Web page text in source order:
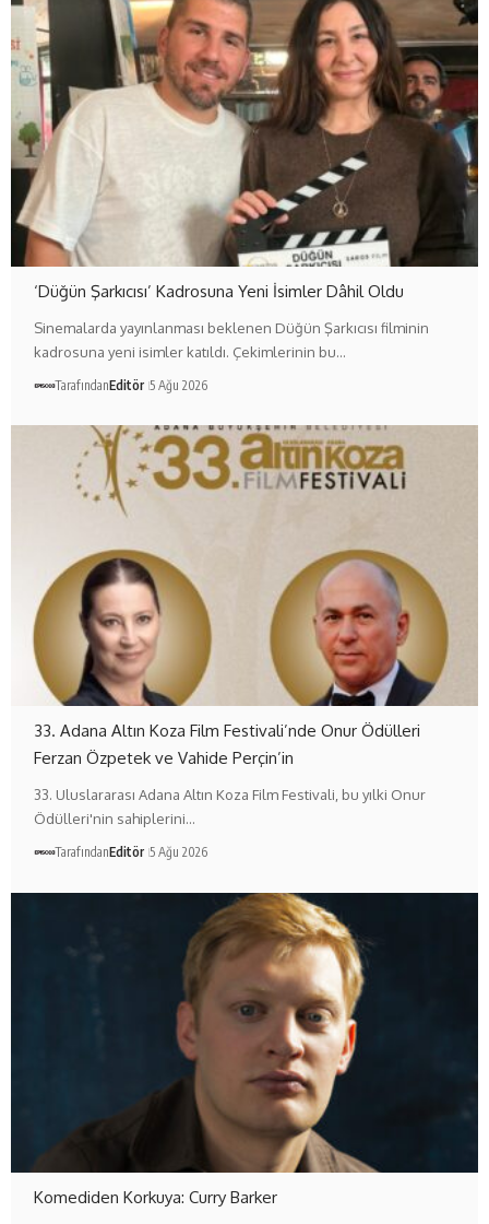
‘Düğün Şarkıcısı’ Kadrosuna Yeni İsimler Dâhil Oldu
Sinemalarda yayınlanması beklenen Düğün Şarkıcısı filminin
kadrosuna yeni isimler katıldı. Çekimlerinin bu…
TarafındanEditör 5 Ağu 2026
33. Adana Altın Koza Film Festivali’nde Onur Ödülleri
Ferzan Özpetek ve Vahide Perçin’in
33. Uluslararası Adana Altın Koza Film Festivali, bu yılki Onur
Ödülleri'nin sahiplerini…
TarafındanEditör 5 Ağu 2026
Komediden Korkuya: Curry Barker